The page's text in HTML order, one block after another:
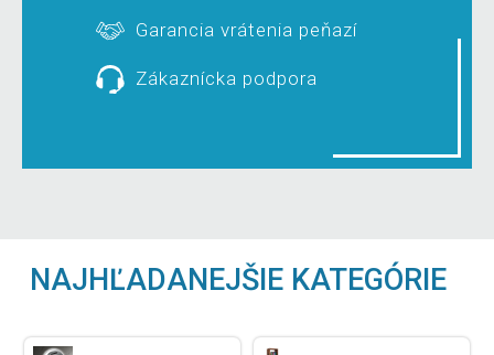
Garancia vrátenia peňazí
Zákaznícka podpora
NAJHĽADANEJŠIE KATEGÓRIE